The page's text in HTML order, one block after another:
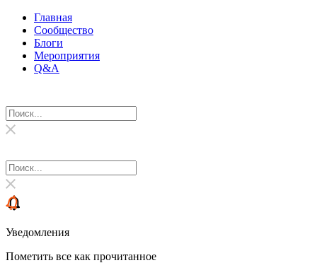
Главная
Сообщество
Блоги
Мероприятия
Q&A
Уведомления
Пометить все как прочитанное